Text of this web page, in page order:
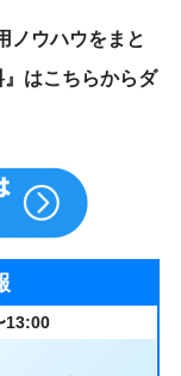
ノウハウをまと
はこちらからダ
13:00